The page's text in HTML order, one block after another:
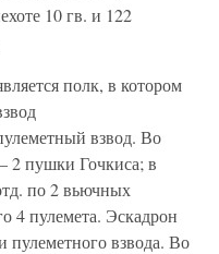
10 гв. и 122
полк, в котором
взвод. Во
2 пушки Гочкиса; в
по 2 вьючных
4 пулемета. Эскадрон
пулеметного взвода. Во